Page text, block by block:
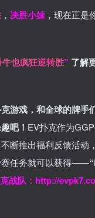
， 决胜小妹 ，现在正是
牛也疯狂逆转胜” 了解
游戏，和全球的牌手
吧！ EV扑克作为
断推出福利反馈活动
赛任务就可以获得——
战队： http://